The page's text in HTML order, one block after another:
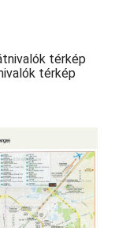
térkép
térkép